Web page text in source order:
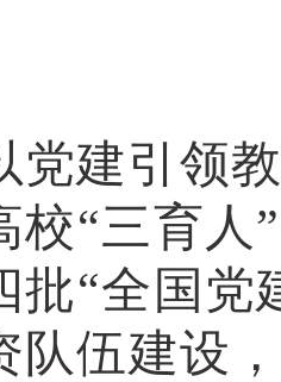
党建引领
校“三育人
批“全国党
队伍建设